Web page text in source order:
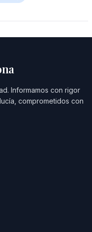
Informamos con rigor
comprometidos con